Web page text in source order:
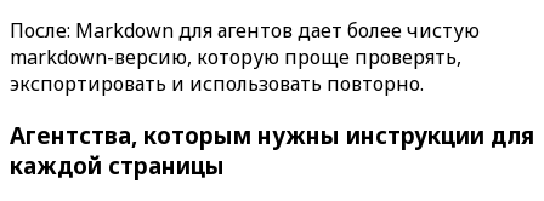
После: Markdown для агентовдает более чистую
markdown-версию, которую проще проверять,
экспортировать и использовать повторно.
Агентства, которым нужны инструкции для
каждой страницы